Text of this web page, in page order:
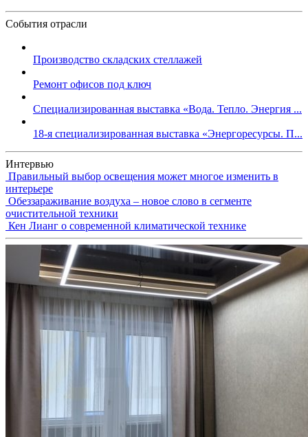
События отрасли
Производство складских стеллажей
Ремонт офисов под ключ
Специализированная выставка «Вода. Тепло. Энергия ...
18-я специализированная выставка «Энергоресурсы. П...
Интервью
Правильный выбор освещения может многое изменить в
интерьере
Обеззараживание воздуха – новое слово в сегменте
очистительной техники
Кен Лианг о современной климатической технике